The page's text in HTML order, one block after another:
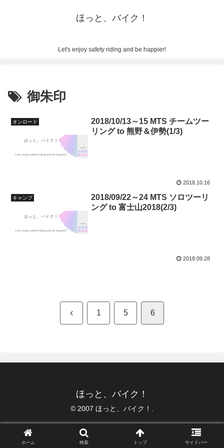
ほっと、バイク！
Let's enjoy safety riding and be happier!
御朱印
オンロード
2018/10/13～15 MTS チームツー
リング to 熊野＆伊勢(1/3)
2018.10.16
キャンプ
2018/09/22～24 MTS ソロツーリ
ング to 富士山2018(2/3)
2018.09.28
前 1 5 6
ほっと、バイク！
© 2007 ほっと、バイク！.
ホーム 検索 トップ サイドバー